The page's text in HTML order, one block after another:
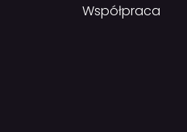
Współpraca